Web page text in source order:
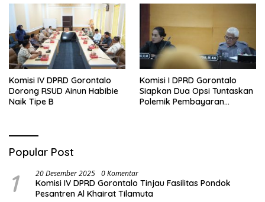
Komisi IV DPRD Gorontalo
Dorong RSUD Ainun Habibie
Naik Tipe B
Komisi I DPRD Gorontalo
Siapkan Dua Opsi Tuntaskan
Polemik Pembayaran
Popular Post
1 20 Desember 2025 0 Komentar
Komisi IV DPRD Gorontalo Tinjau Fasilitas Pondok
Pesantren Al Khairat Tilamuta